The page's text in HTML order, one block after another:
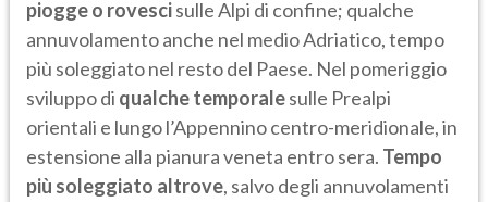
piogge o rovescisulle Alpi di confine; qualche
annuvolamento anche nel medio Adriatico, tempo
più soleggiato nel resto del Paese. Nel pomeriggio
sviluppo di qualche temporalesulle Prealpi
orientali e lungo l’Appennino centro-meridionale, in
estensione alla pianura veneta entro sera. Tempo
più soleggiato altrove, salvo degli annuvolamenti